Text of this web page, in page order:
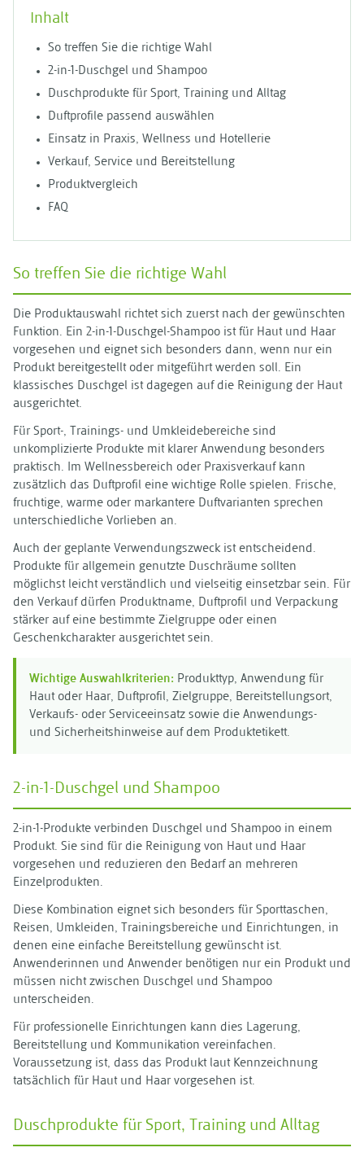
Inhalt
So treffen Sie die richtige Wahl
2-in-1-Duschgel und Shampoo
Duschprodukte für Sport, Training und Alltag
Duftprofile passend auswählen
Einsatz in Praxis, Wellness und Hotellerie
Verkauf, Service und Bereitstellung
Produktvergleich
FAQ
So treffen Sie die richtige Wahl
Die Produktauswahl richtet sich zuerst nach der gewünschten
Funktion. Ein 2-in-1-Duschgel-Shampoo ist für Haut und Haar
vorgesehen und eignet sich besonders dann, wenn nur ein
Produkt bereitgestellt oder mitgeführt werden soll. Ein
klassisches Duschgel ist dagegen auf die Reinigung der Haut
ausgerichtet.
Für Sport-, Trainings- und Umkleidebereiche sind
unkomplizierte Produkte mit klarer Anwendung besonders
praktisch. Im Wellnessbereich oder Praxisverkauf kann
zusätzlich das Duftprofil eine wichtige Rolle spielen. Frische,
fruchtige, warme oder markantere Duftvarianten sprechen
unterschiedliche Vorlieben an.
Auch der geplante Verwendungszweck ist entscheidend.
Produkte für allgemein genutzte Duschräume sollten
möglichst leicht verständlich und vielseitig einsetzbar sein. Für
den Verkauf dürfen Produktname, Duftprofil und Verpackung
stärker auf eine bestimmte Zielgruppe oder einen
Geschenkcharakter ausgerichtet sein.
Wichtige Auswahlkriterien: Produkttyp, Anwendung für
Haut oder Haar, Duftprofil, Zielgruppe, Bereitstellungsort,
Verkaufs- oder Serviceeinsatz sowie die Anwendungs-
und Sicherheitshinweise auf dem Produktetikett.
2-in-1-Duschgel und Shampoo
2-in-1-Produkte verbinden Duschgel und Shampoo in einem
Produkt. Sie sind für die Reinigung von Haut und Haar
vorgesehen und reduzieren den Bedarf an mehreren
Einzelprodukten.
Diese Kombination eignet sich besonders für Sporttaschen,
Reisen, Umkleiden, Trainingsbereiche und Einrichtungen, in
denen eine einfache Bereitstellung gewünscht ist.
Anwenderinnen und Anwender benötigen nur ein Produkt und
müssen nicht zwischen Duschgel und Shampoo
unterscheiden.
Für professionelle Einrichtungen kann dies Lagerung,
Bereitstellung und Kommunikation vereinfachen.
Voraussetzung ist, dass das Produkt laut Kennzeichnung
tatsächlich für Haut und Haar vorgesehen ist.
Duschprodukte für Sport, Training und Alltag